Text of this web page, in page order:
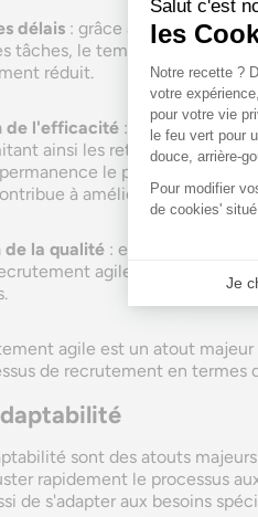
délais : grâce à
tâches, le temps nécessaire
réduit.
de l'efficacité : la méthode
ainsi les retards et les coûts
le processus de
à améliorer l'efficacité
la qualité : en se
agile contribue à
agile est un atout
de recrutement en
sont des atouts
rapidement le processus
de s'adapter aux besoins